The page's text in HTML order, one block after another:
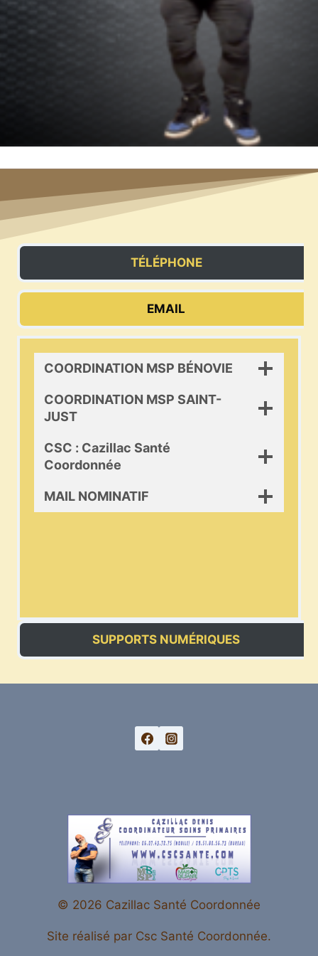
TÉLÉPHONE
EMAIL
COORDINATION MSP BÉNOVIE
COORDINATION MSP SAINT-
JUST
CSC : Cazillac Santé
Coordonnée
MAIL NOMINATIF
SUPPORTS NUMÉRIQUES
© 2026 Cazillac Santé Coordonnée
Site réalisé par Csc Santé Coordonnée.